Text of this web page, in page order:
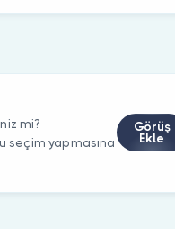
mi?
seçim yapmasına
Görüş
Ekle